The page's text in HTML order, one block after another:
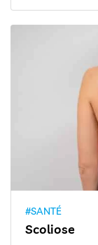
#SANTÉ
Scoliose